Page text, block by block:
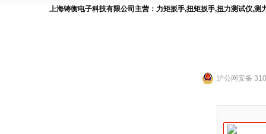
上海铸衡电子科技有限公司主营： 力矩扳手,扭矩扳手,扭力测试仪,测
沪公网安备